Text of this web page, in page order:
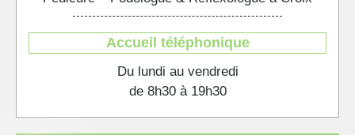
Accueil téléphonique
Du lundi au vendredi
de 8h30 à 19h30